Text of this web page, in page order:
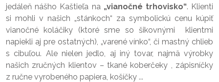
jedáleň nášho Kaštieľa na „vianočné trhovisko“. Klienti
si mohli v našich „stánkoch“ za symbolickú cenu kúpiť
vianočné koláčiky (ktoré sme so šikovnými klientmi
napiekli aj pre ostatných), „varené vínko“, či mastný chlieb
s cibuľou. Ale nielen jedlo, aj iný tovar, najmä výrobky
našich zručných klientov – tkané koberčeky , zápisníčky
z ručne vyrobeného papiera, košíčky ...